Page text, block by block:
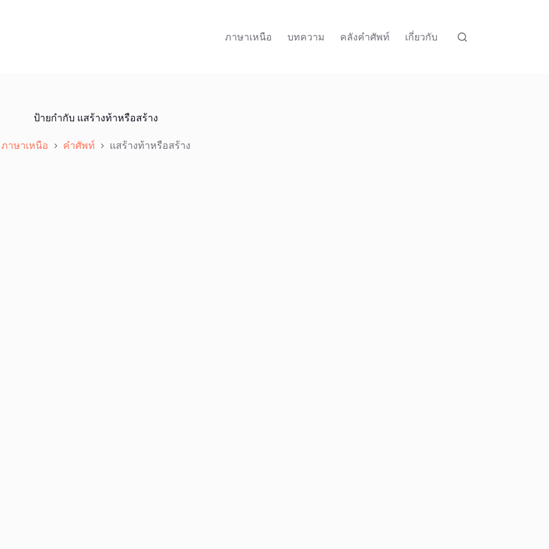
ภาษาเหนือ บทความ คลังคำศัพท์ เกี่ยวกับ
ป้ายกำกับ แสร้างท้าหรือสร้าง
ภาษาเหนือ คำศัพท์ แสร้างท้าหรือสร้าง